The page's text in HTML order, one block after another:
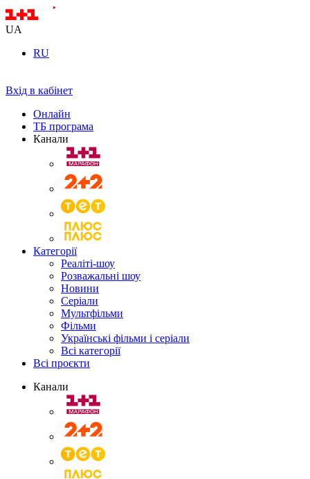
UA
RU
Вхід в кабінет
Онлайн
ТБ програма
Канали
Категорії
Реаліті-шоу
Розважальні шоу
Новини
Серіали
Мультфільми
Фільми
Українські фільми і серіали
Всі категорії
Всі проєкти
Канали